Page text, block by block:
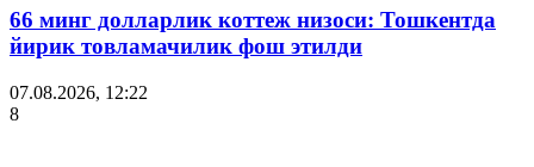
66 минг долларлик коттеж низоси: Тошкентда
йирик товламачилик фош этилди
07.08.2026, 12:22
8